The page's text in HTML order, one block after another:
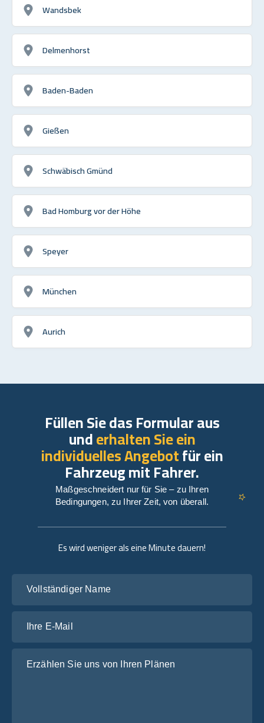
Wandsbek
Delmenhorst
Baden-Baden
Gießen
Schwäbisch Gmünd
Bad Homburg vor der Höhe
Speyer
München
Aurich
Es wird weniger als eine Minute dauern!
Füllen Sie das Formular aus
underhalten Sie ein
individuelles Angebotfür ein
Fahrzeug mit Fahrer.
Maßgeschneidert nur für Sie – zu Ihren
Bedingungen, zu Ihrer Zeit, von überall.